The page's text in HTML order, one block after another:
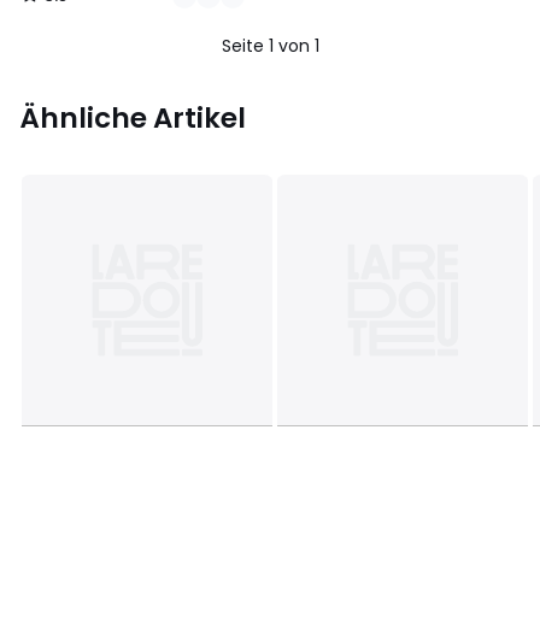
Seite 1 von 1
Ähnliche Artikel